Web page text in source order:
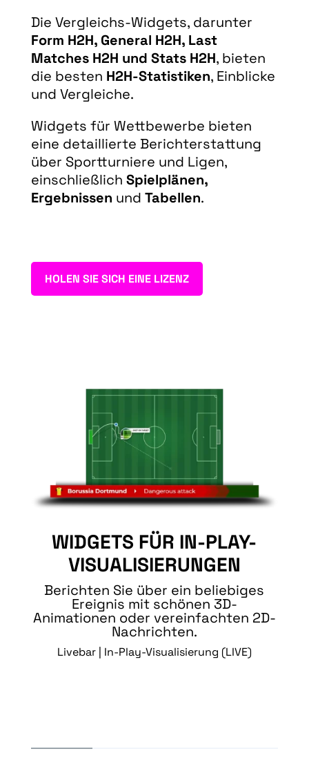
Die Vergleichs-Widgets, darunter
Form H2H, General H2H, Last
Matches H2H und Stats H2H, bieten
die besten H2H-Statistiken, Einblicke
und Vergleiche.
Widgets für Wettbewerbe bieten
eine detaillierte Berichterstattung
über Sportturniere und Ligen,
einschließlich Spielplänen,
Ergebnissen und Tabellen.
HOLEN SIE SICH EINE LIZENZ
WIDGETS FÜR IN-PLAY-
VISUALISIERUNGEN
Berichten Sie über ein beliebiges
Ereignis mit schönen 3D-
Animationen oder vereinfachten 2D-
Nachrichten.
Livebar | In-Play-Visualisierung (LIVE)